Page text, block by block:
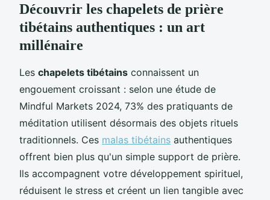
Découvrir les chapelets de prière
tibétains authentiques : un art
millénaire
Les chapelets tibétains connaissent un
engouement croissant : selon une étude de
Mindful Markets 2024, 73% des pratiquants de
méditation utilisent désormais des objets rituels
traditionnels. Ces malas tibétains authentiques
offrent bien plus qu'un simple support de prière.
Ils accompagnent votre développement spirituel,
réduisent le stress et créent un lien tangible avec